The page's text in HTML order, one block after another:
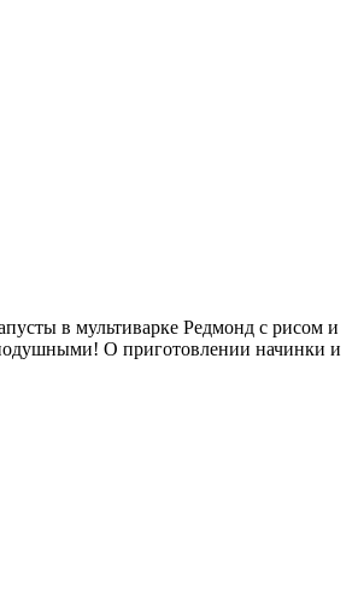
в мультиварке Редмонд с рисом и
О приготовлении начинки и